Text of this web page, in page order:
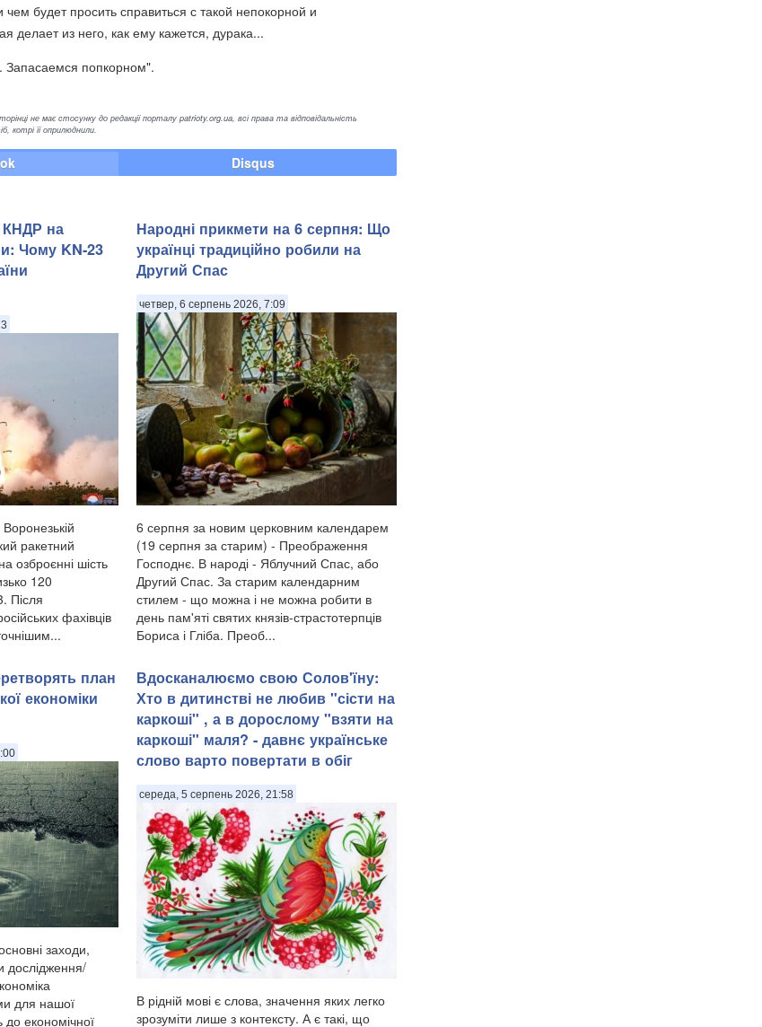
будет просить справиться с такой непокорной и
делает из него, как ему кажется, дурака...
Запасаемся попкорном".
не має стосунку до редакції порталу patrioty.org.ua, всі права та відповідальність
котрі її оприлюднили.
Disqus
КНДР на
Чому KN-23
ракетний
озброєнні шість
120
Після
фахівців
Народні прикмети на 6 серпня: Що
українці традиційно робили на
Другий Спас
четвер, 6 серпень 2026, 7:09
6 серпня за новим церковним календарем
(19 серпня за старим) - Преображення
Господнє. В народі - Яблучний Спас, або
Другий Спас. За старим календарним
стилем - що можна і не можна робити в
день пам'яті святих князів-страстотерпців
Бориса і Гліба. Преоб...
план
економіки
заходи,
дослідження/
для нашої
до економічної
Вдосканалюємо свою Солов'їну:
Хто в дитинстві не любив "сісти на
каркоші" , а в дорослому "взяти на
каркоші" маля? - давнє українське
слово варто повертати в обіг
середа, 5 серпень 2026, 21:58
В рідній мові є слова, значення яких легко
зрозуміти лише з контексту. А є такі, що